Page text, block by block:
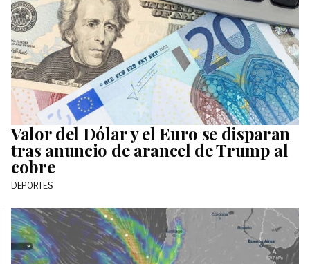
Valor del Dólar y el Euro se disparan
tras anuncio de arancel de Trump al
cobre
DEPORTES